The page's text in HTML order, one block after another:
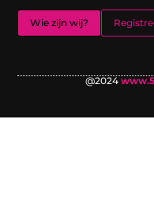
Wie zijn wij?
@2024